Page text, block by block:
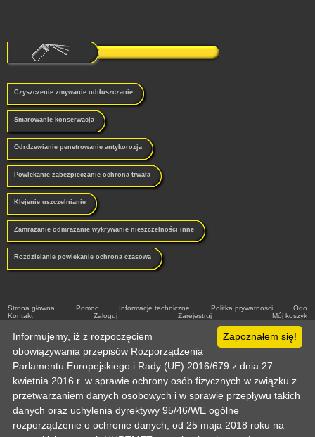
Czyszczenie zmywanie odtłuszczanie
Smarowanie konserwacja
Odrdzewianie penetrowanie antykorozja
Powlekanie zabezpieczanie ochrona trwała
Klejenie uszczelnianie
Zamrażanie odmrażanie wykrywanie nieszczelności inne
Rozdzielanie powlekanie ochrona czasowa
Strona główna Pomoc Informacje techniczne Politka prywatności
Odo
Kontakt
Zaloguj Zarejestruj Mój koszyk
Copyright © 2003-2026 by :: HURTMET.PL :: Wszelkie prawa zastrzeżone
Publikowanie materiałów (w tym grafiki) tylko za zgodą HURTMET.PL
Regulamin
Zapoznałem się!
Informujemy, iż z rozpoczęciem
obowiązywania przepisów Rozporządzenia
Parlamentu Europejskiego i Rady (UE) 2016/679 z dnia 27
kwietnia 2016 r. w sprawie ochrony osób fizycznych w związku z
przetwarzaniem danych osobowych i w sprawie przepływu takich
danych oraz uchylenia dyrektywy 95/46/WE ogólne
rozporządzenie o ochronie danych, od 25 maja 2018 roku na